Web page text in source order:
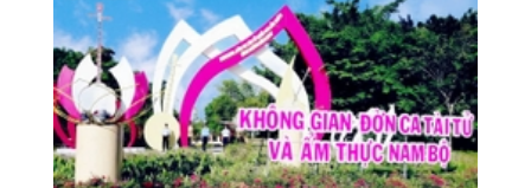
Trang chủ
Giới thiệu
Hồ sơ công ty